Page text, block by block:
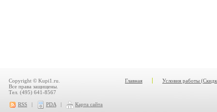
Copyright © Kupi1.ru.
Все права защищены.
Тел. (495) 641-8567
RSS | PDA | Карта сайта
Главная Условия работы